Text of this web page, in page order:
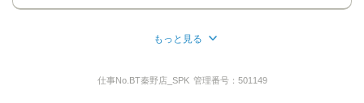
ご応募はお電話またはweb応募にて受付中です。
神奈川県平塚市紅谷町１６―４
もっと見る
仕事No. BT秦野店_SPK 管理番号： 501149